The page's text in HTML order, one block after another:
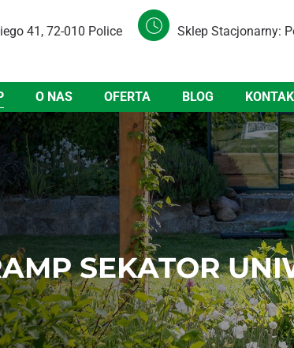
41, 72-010 Police Sklep Stacjonarny:
O NAS OFERTA BLOG
SEKATOR